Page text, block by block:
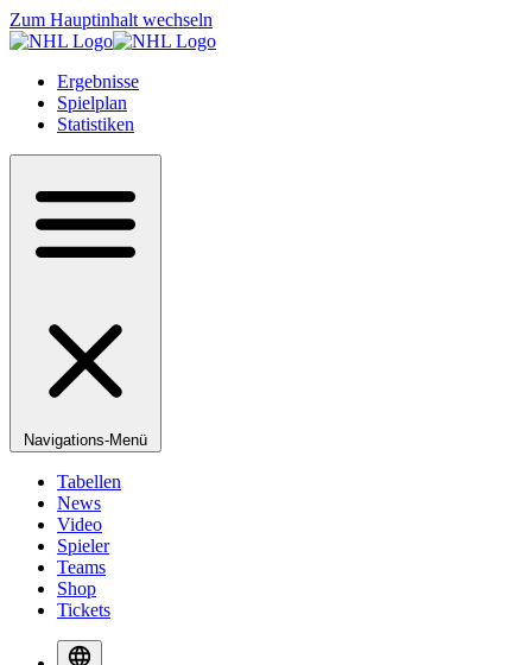
Zum Hauptinhalt wechseln
Ergebnisse
Spielplan
Statistiken
Navigations-Menü
Tabellen
News
Video
Spieler
Teams
Shop
Tickets